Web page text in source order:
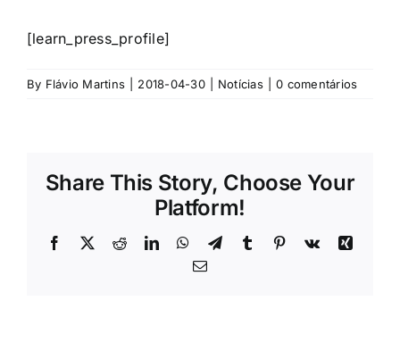
[learn_press_profile]
By Flávio Martins 2018-04-30 Notícias 0 comentários
Share This Story, Choose Your
Platform!
Facebook
X RedditLinkedInWhatsApp
TelegramTumblr Pinterest
Vk
Xing
Email